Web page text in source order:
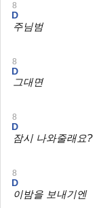
D
8
주님범
D
8
그대면
D
8
잠시 나와줄래요?
D
8
이밤을 보내기엔